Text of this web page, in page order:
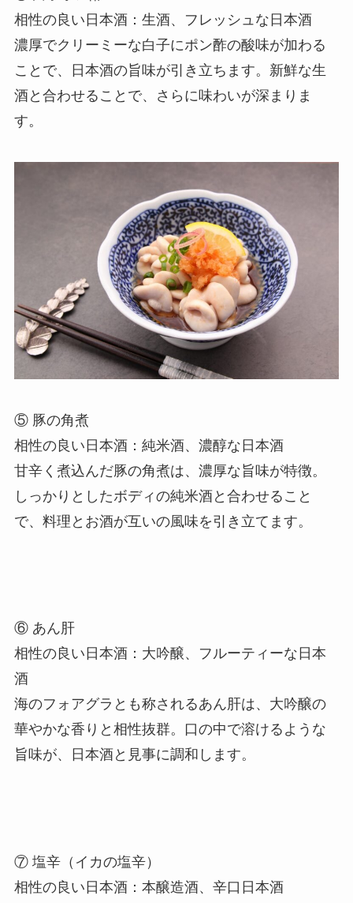
相性の良い日本酒：生酒、フレッシュな日本酒
濃厚でクリーミーな白子にポン酢の酸味が加わる
ことで、日本酒の旨味が引き立ちます。新鮮な生
酒と合わせることで、さらに味わいが深まりま
す。
⑤ 豚の角煮
相性の良い日本酒：純米酒、濃醇な日本酒
甘辛く煮込んだ豚の角煮は、濃厚な旨味が特徴。
しっかりとしたボディの純米酒と合わせること
で、料理とお酒が互いの風味を引き立てます。
⑥ あん肝
相性の良い日本酒：大吟醸、フルーティーな日本
酒
海のフォアグラとも称されるあん肝は、大吟醸の
華やかな香りと相性抜群。口の中で溶けるような
旨味が、日本酒と見事に調和します。
⑦ 塩辛（イカの塩辛）
相性の良い日本酒：本醸造酒、辛口日本酒